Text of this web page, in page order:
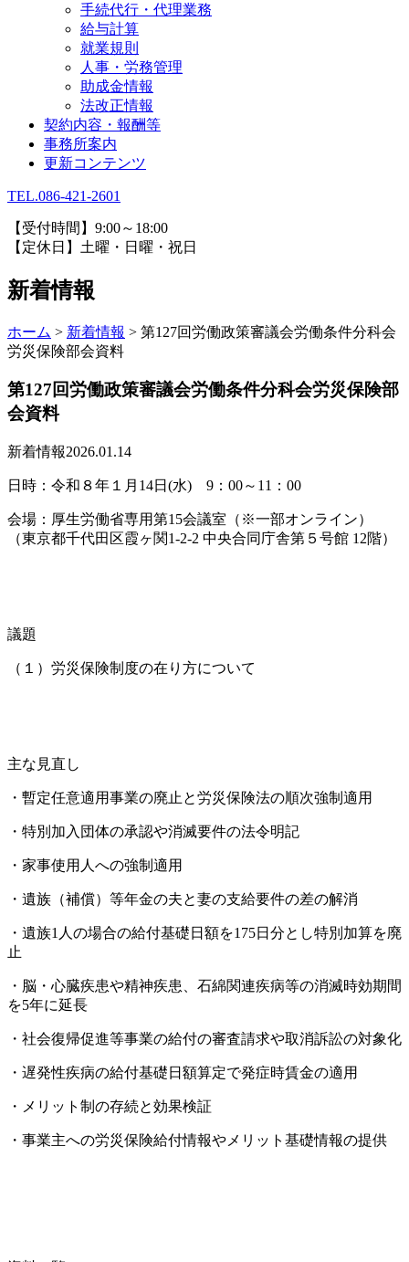
手続代行・代理業務
給与計算
就業規則
人事・労務管理
助成金情報
法改正情報
契約内容・報酬等
事務所案内
更新コンテンツ
TEL.086-421-2601
【受付時間】9:00～18:00
【定休日】土曜・日曜・祝日
新着情報
ホーム > 新着情報 > 第127回労働政策審議会労働条件分科会
労災保険部会資料
第127回労働政策審議会労働条件分科会労災保険部
会資料
新着情報2026.01.14
日時：令和８年１月14日(水) 9：00～11：00
会場：厚生労働省専用第15会議室（※一部オンライン）
（東京都千代田区霞ヶ関1-2-2 中央合同庁舎第５号館 12階）
議題
（１）労災保険制度の在り方について
主な見直し
・暫定任意適用事業の廃止と労災保険法の順次強制適用
・特別加入団体の承認や消滅要件の法令明記
・家事使用人への強制適用
・遺族（補償）等年金の夫と妻の支給要件の差の解消
・遺族1人の場合の給付基礎日額を175日分とし特別加算を廃
止
・脳・心臓疾患や精神疾患、石綿関連疾病等の消滅時効期間
を5年に延長
・社会復帰促進等事業の給付の審査請求や取消訴訟の対象化
・遅発性疾病の給付基礎日額算定で発症時賃金の適用
・メリット制の存続と効果検証
・事業主への労災保険給付情報やメリット基礎情報の提供